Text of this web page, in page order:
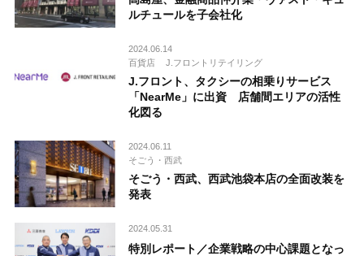
ルチュールを子会社化
2024.06.14
百貨店
J.フロントリテイリング
J.フロント、タクシーの相乗りサービス
「NearMe」に出資 店舗間エリアの活性
化図る
2024.06.11
そごう・西武
そごう・西武、西武池袋本店の全面改装を
発表
2024.05.31
特別レポート／企業戦略の中心課題となっ